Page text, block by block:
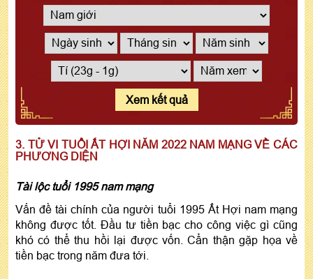
Xem kết quả
3. TỬ VI TUỔI ẤT HỢI NĂM 2022 NAM MẠNG VỀ CÁC
PHƯƠNG DIỆN
Tài lộc tuổi 1995 nam mạng
Vấn đề tài chính của người tuổi 1995 Ất Hợi nam mạng
không được tốt. Đầu tư tiền bạc cho công việc gì cũng
khó có thể thu hồi lại được vốn. Cẩn thận gặp họa về
tiền bạc trong năm đưa tới.